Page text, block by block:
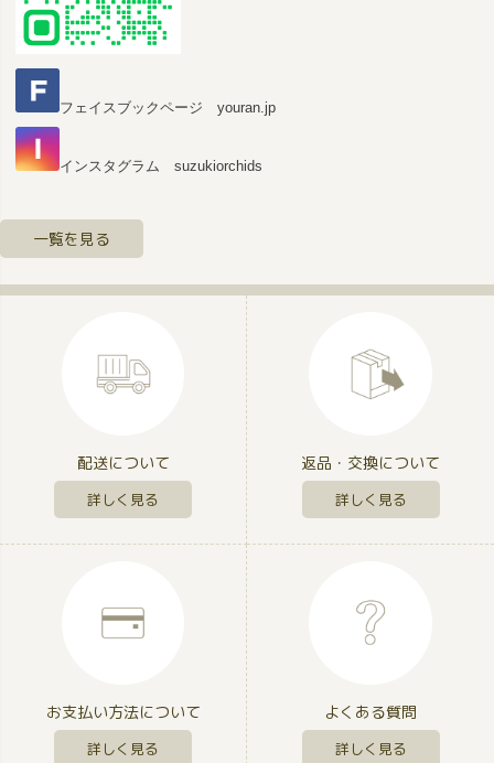
フェイスブックページ youran.jp
インスタグラム suzukiorchids
一覧を見る
配送について
詳しく見る
返品・交換について
詳しく見る
お支払い方法について
詳しく見る
よくある質問
詳しく見る